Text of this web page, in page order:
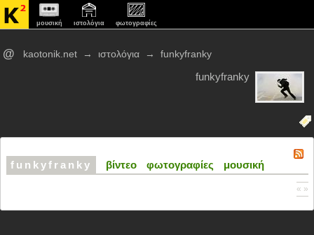
μουσική ιστολόγια φωτογραφίες
@ kaotonik.net → ιστολόγια → funkyfranky
funkyfranky
funkyfranky βίντεο φωτογραφίες μουσική
« »